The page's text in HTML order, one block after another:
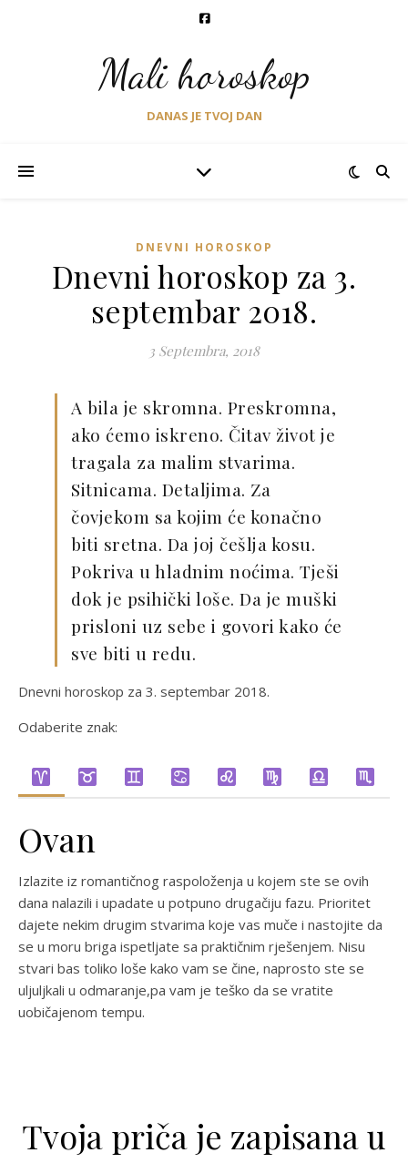
Mali horoskop
DANAS JE TVOJ DAN
DNEVNI HOROSKOP
Dnevni horoskop za 3.
septembar 2018.
3 Septembra, 2018
A bila je skromna. Preskromna,
ako ćemo iskreno. Čitav život je
tragala za malim stvarima.
Sitnicama. Detaljima. Za
čovjekom sa kojim će konačno
biti sretna. Da joj češlja kosu.
Pokriva u hladnim noćima. Tješi
dok je psihički loše. Da je muški
prisloni uz sebe i govori kako će
sve biti u redu.
Dnevni horoskop za 3. septembar 2018.
Odaberite znak:
Ovan
Izlazite iz romantičnog raspoloženja u kojem ste se ovih
dana nalazili i upadate u potpuno drugačiju fazu. Prioritet
dajete nekim drugim stvarima koje vas muče i nastojite da
se u moru briga ispetljate sa praktičnim rješenjem. Nisu
stvari bas toliko loše kako vam se čine, naprosto ste se
uljuljkali u odmaranje,pa vam je teško da se vratite
uobičajenom tempu.
Tvoja priča je zapisana u